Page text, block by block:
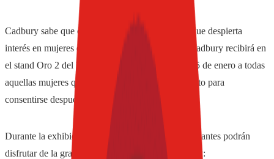
Cadbury sabe que el cuidado del cuerpo es algo que despierta
interés en mujeres de todas las edades. Por ello, Cadbury recibirá en
el stand Oro 2 del World Trade Center del 23 al 25 de enero a todas
aquellas mujeres que trabajan y buscan un momento para
consentirse después de un ajetreado día.
Durante la exhibición, además de relajarse, las visitantes podrán
disfrutar de la gran variedad de chocolates Cadbury: